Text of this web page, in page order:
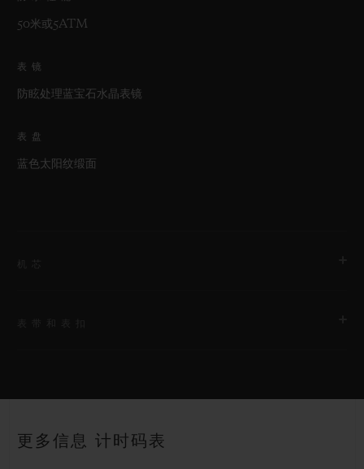
50米或5ATM
表镜
防眩处理蓝宝石水晶表镜
表盘
蓝色太阳纹缎面
约48小时
表带
更多信息 计时码表